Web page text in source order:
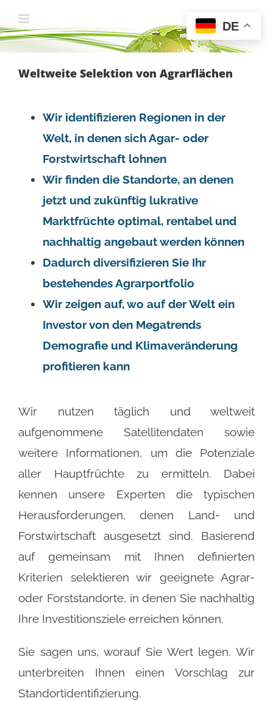
Inhalt
springen
Weltweite Selektion von Agrarflächen
Wir identifizieren Regionen in der
Welt, in denen sich Agar- oder
Forstwirtschaft lohnen
Wir finden die Standorte, an denen
jetzt und zukünftig lukrative
Marktfrüchte optimal, rentabel und
nachhaltig angebaut werden können
Dadurch diversifizieren Sie Ihr
bestehendes Agrarportfolio
Wir zeigen auf, wo auf der Welt ein
Investor von den Megatrends
Demografie und Klimaveränderung
profitieren kann
Wir nutzen täglich und weltweit
aufgenommene Satellitendaten sowie
weitere Informationen, um die Potenziale
aller Hauptfrüchte zu ermitteln. Dabei
kennen unsere Experten die typischen
Herausforderungen, denen Land- und
Forstwirtschaft ausgesetzt sind. Basierend
auf gemeinsam mit Ihnen definierten
Kriterien selektieren wir geeignete Agrar-
oder Forststandorte, in denen Sie nachhaltig
Ihre Investitionsziele erreichen können.
Sie sagen uns, worauf Sie Wert legen. Wir
unterbreiten Ihnen einen Vorschlag zur
Standortidentifizierung.
DE